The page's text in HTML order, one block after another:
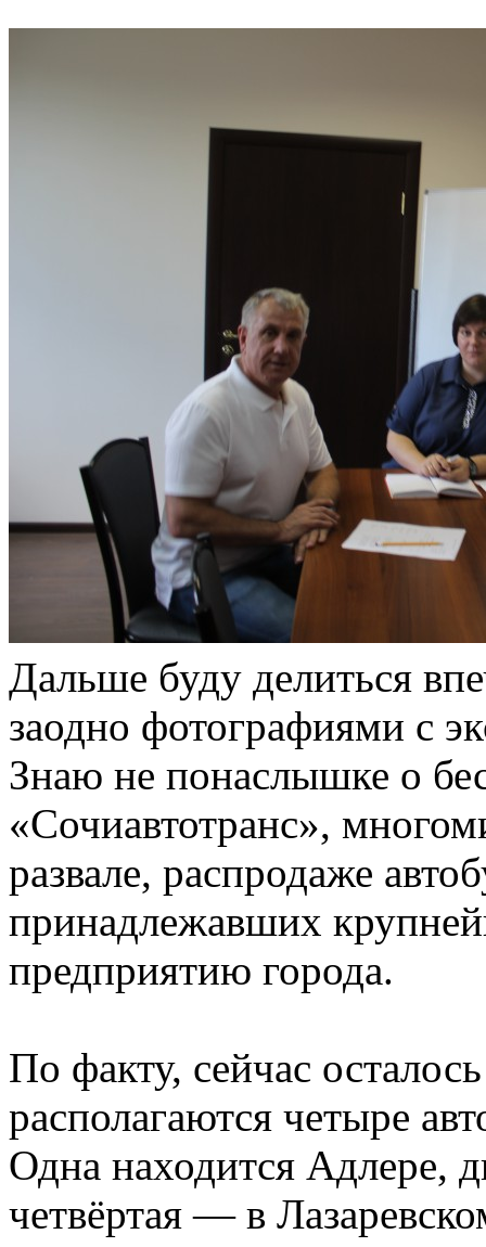
Дальше буду делиться
заодно фотографиями с
Знаю не понаслышке о
«Сочиавтотранс»,
развале, распродаже
принадлежавших
предприятию города.
По факту, сейчас
располагаются четыре
Одна находится Адлере,
четвёртая — в